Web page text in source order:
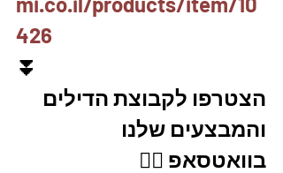
426
⏬
הצטרפו לקבוצת הדילים
והמבצעים שלנו
בוואטסאפ 👇🏽